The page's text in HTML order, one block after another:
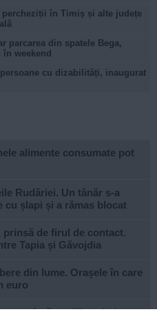
percheziții în Timiș și alte județe
parcarea din spatele Bega,
weekend
cu dizabilități, inaugurat
alimente consumate pot
Rudăriei. Un tânăr s-a
cu șlapi și a rămas blocat
prinsă de firul de contact.
Tapia și Găvojdia
din lume. Orașele în care
euro